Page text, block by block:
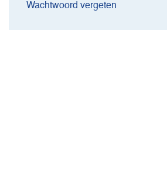
Wachtwoord vergeten